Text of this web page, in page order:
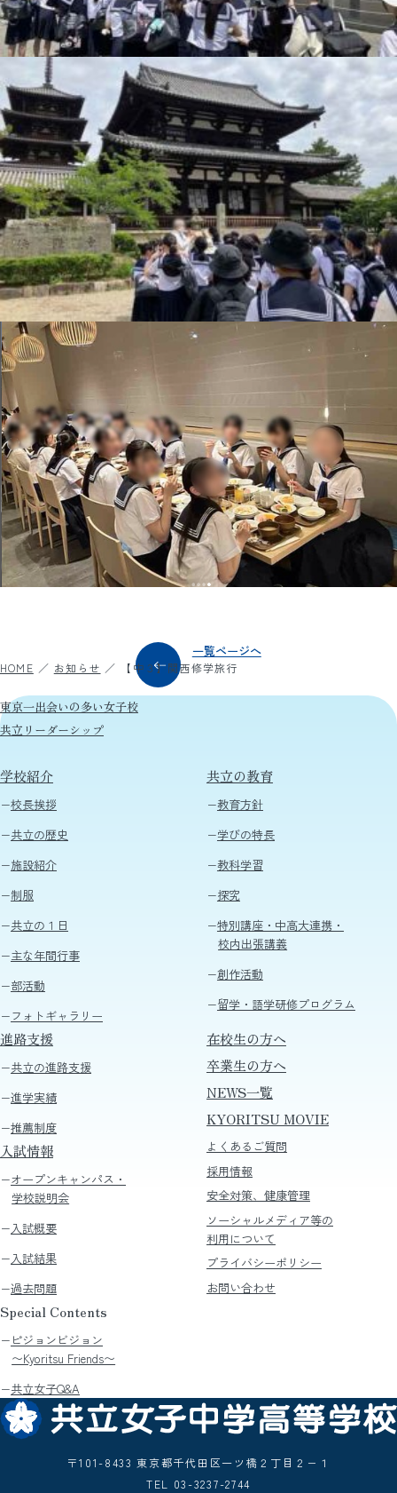
一覧ページへ
HOME お知らせ 【中３】関西修学旅行
東京一出会いの多い女子校
共立リーダーシップ
学校紹介
校長挨拶
共立の歴史
施設紹介
制服
共立の１日
主な年間行事
部活動
フォトギャラリー
共立の教育
教育方針
学びの特長
教科学習
探究
特別講座・中高大連携・
校内出張講義
創作活動
留学・語学研修プログラム
進路支援
共立の進路支援
進学実績
推薦制度
入試情報
オープンキャンパス・
学校説明会
入試概要
入試結果
過去問題
Special Contents
ピジョンビジョン
〜Kyoritsu Friends〜
共立女子Q&A
在校生の方へ
卒業生の方へ
NEWS一覧
KYORITSU MOVIE
よくあるご質問
採用情報
安全対策、健康管理
ソーシャルメディア等の
利用について
プライバシーポリシー
お問い合わせ
〒101-8433 東京都千代田区一ツ橋２丁目２−１
TEL 03-3237-2744